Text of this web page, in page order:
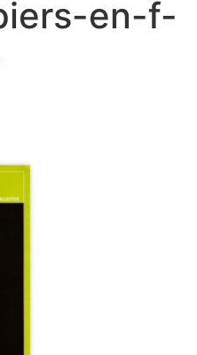
en-f-